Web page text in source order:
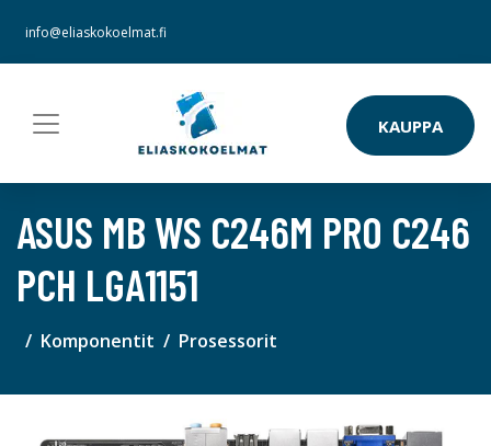
info@eliaskokoelmat.fi
KAUPPA
ASUS MB WS C246M PRO C246
PCH LGA1151
Komponentit Prosessorit